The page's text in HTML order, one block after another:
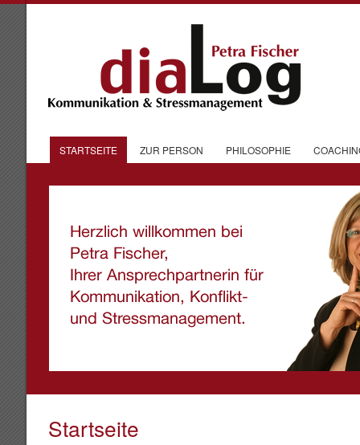
STARTSEITE ZUR PERSON PHILOSOPHIE
Startseite